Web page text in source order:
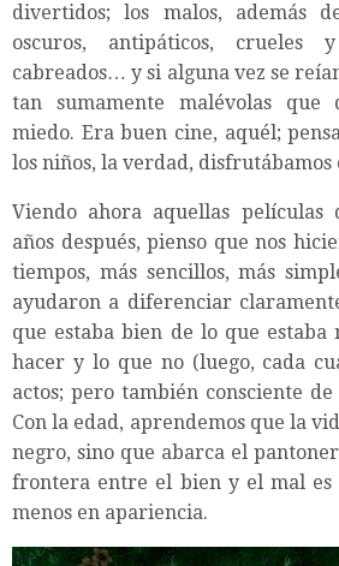
divertidos; los malos, además
oscuros, antipáticos, crueles
cabreados… y si alguna vez se
tan sumamente malévolas que
miedo. Era buen cine, aquél;
los niños, la verdad, disfrutábamos
Viendo ahora aquellas películas
años después, pienso que nos
tiempos, más sencillos, más
ayudaron a diferenciar
que estaba bien de lo que estaba
hacer y lo que no (luego, cada
actos; pero también consciente
Con la edad, aprendemos que la
negro, sino que abarca el
frontera entre el bien y el mal es
menos en apariencia.